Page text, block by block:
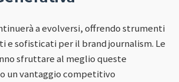
a evolversi, offrendo strumenti
e sofisticati per il brand journalism. Le
sfruttare al meglio queste
un vantaggio competitivo